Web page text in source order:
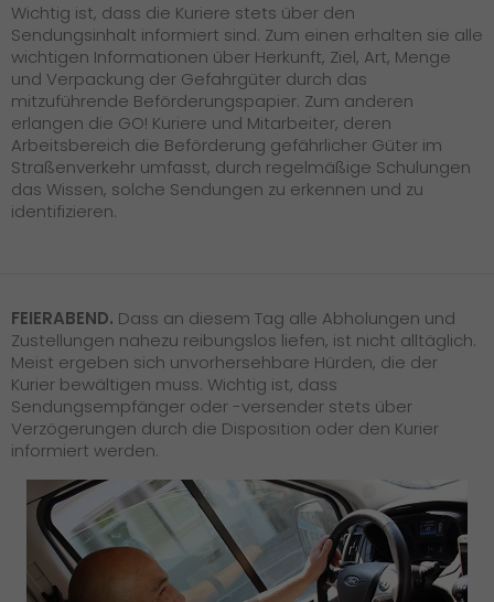
Wichtig ist, dass die Kuriere stets über den
Sendungsinhalt informiert sind. Zum einen erhalten sie alle
wichtigen Informationen über Herkunft, Ziel, Art, Menge
und Verpackung der Gefahrgüter durch das
mitzuführende Beförderungspapier. Zum anderen
erlangen die GO! Kuriere und Mitarbeiter, deren
Arbeitsbereich die Beförderung gefährlicher Güter im
Straßenverkehr umfasst, durch regelmäßige Schulungen
das Wissen, solche Sendungen zu erkennen und zu
identifizieren.
FEIERABEND. Dass an diesem Tag alle Abholungen und
Zustellungen nahezu reibungslos liefen, ist nicht alltäglich.
Meist ergeben sich unvorhersehbare Hürden, die der
Kurier bewältigen muss. Wichtig ist, dass
Sendungsempfänger oder -versender stets über
Verzögerungen durch die Disposition oder den Kurier
informiert werden.